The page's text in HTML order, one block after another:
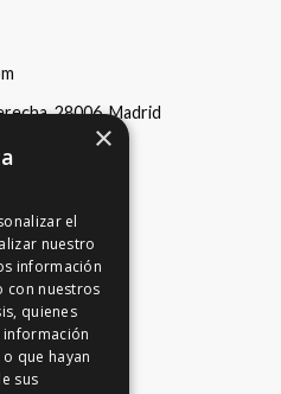
28006, Madrid
×
el
nuestro
información
con nuestros
quienes
que hayan
sus